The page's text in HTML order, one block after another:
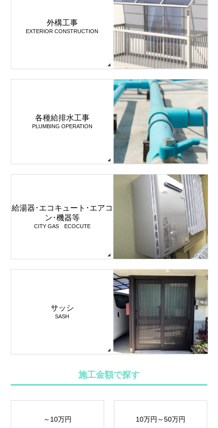
外構工事
EXTERIOR CONSTRUCTION
各種給排水工事
PLUMBING OPERATION
給湯器･エコキュート･エアコ
ン･機器等
CITY GAS ECOCUTE
サッシ
SASH
施工金額で探す
～10万円 10万円～50万円